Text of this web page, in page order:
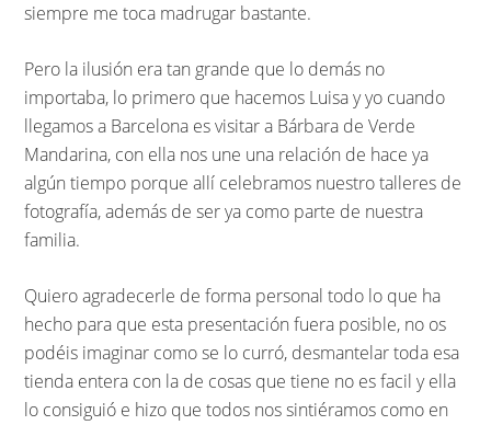
siempre me toca madrugar bastante.
Pero la ilusión era tan grande que lo demás no
importaba, lo primero que hacemos Luisa y yo cuando
llegamos a Barcelona es visitar a Bárbara de Verde
Mandarina, con ella nos une una relación de hace ya
algún tiempo porque allí celebramos nuestro talleres de
fotografía, además de ser ya como parte de nuestra
familia.
Quiero agradecerle de forma personal todo lo que ha
hecho para que esta presentación fuera posible, no os
podéis imaginar como se lo curró, desmantelar toda esa
tienda entera con la de cosas que tiene no es facil y ella
lo consiguió e hizo que todos nos sintiéramos como en